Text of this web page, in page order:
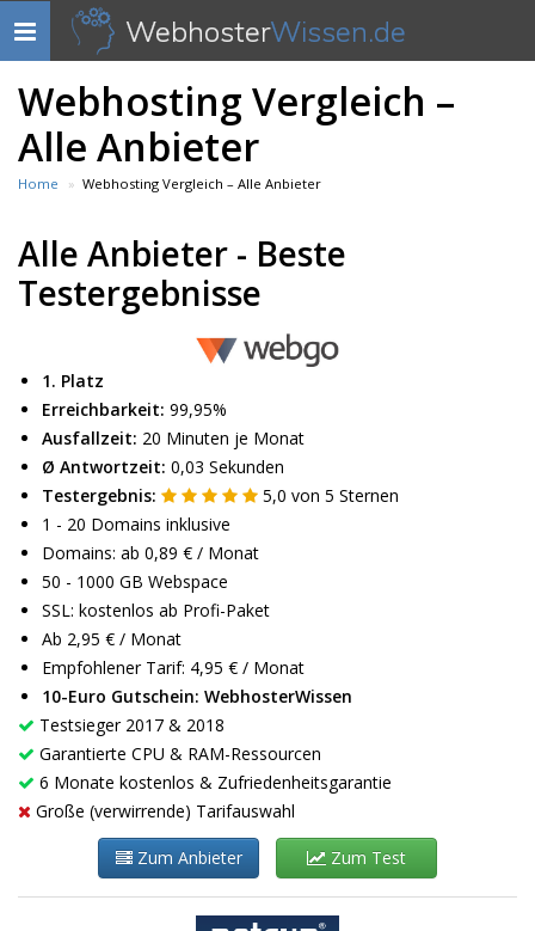
Navigation
anzeigen
WebhosterWissen.de
Webhosting Vergleich –
Alle Anbieter
Home Webhosting Vergleich – Alle Anbieter
Alle Anbieter - Beste
Testergebnisse
1. Platz
Erreichbarkeit: 99,95%
Ausfallzeit: 20 Minuten je Monat
Ø Antwortzeit: 0,03 Sekunden
Testergebnis:
5,0 von 5 Sternen
1 - 20 Domains inklusive
Domains: ab 0,89 € / Monat
50 - 1000 GB Webspace
SSL: kostenlos ab Profi-Paket
Ab 2,95 € / Monat
Empfohlener Tarif: 4,95 € / Monat
10-Euro Gutschein: WebhosterWissen
Testsieger 2017 & 2018
Garantierte CPU & RAM-Ressourcen
6 Monate kostenlos & Zufriedenheitsgarantie
Große (verwirrende) Tarifauswahl
Zum Anbieter Zum Test